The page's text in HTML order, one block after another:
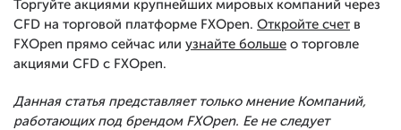
Торгуйте акциями крупнейших мировых компаний через
CFD на торговой платформе FXOpen. Откройте счет в
FXOpen прямо сейчас или узнайте больше о торговле
акциями CFD с FXOpen.
Данная статья представляет только мнение Компаний,
работающих под брендом FXOpen. Ее не следует